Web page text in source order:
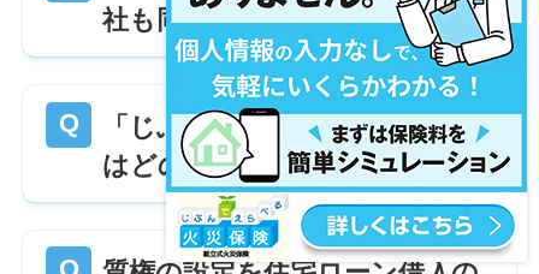
社も同じですか?
「じぶんでえらべる火災保険」
はどのような商品ですか？